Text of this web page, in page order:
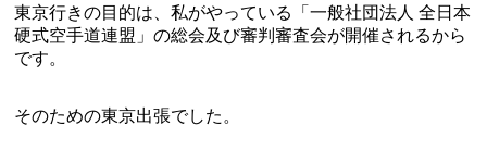
東京行きの目的は、私がやっている「一般社団法人 全日本
硬式空手道連盟」の総会及び審判審査会が開催されるから
です。
そのための東京出張でした。